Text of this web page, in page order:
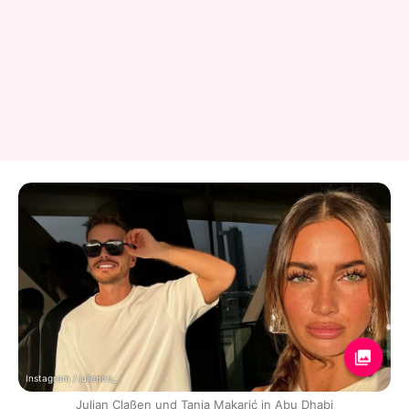
Instagram / julienco_
Julian Claßen und Tanja Makarić in Abu Dhabi